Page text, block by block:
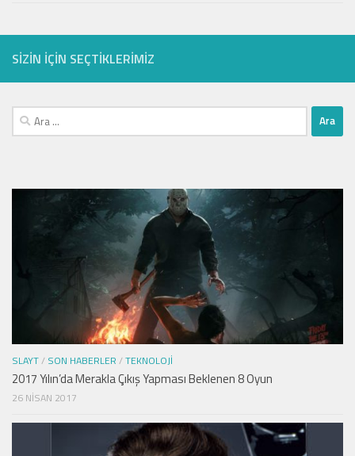
SIZIN IÇIN SEÇTIKLERIMIZ
Arama:
SLAYT/ SON HABERLER /TEKNOLOJI
2017 Yılın’da Merakla Çıkış Yapması Beklenen 8 Oyun
26 NISAN 2017